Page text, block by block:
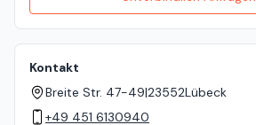
Kontakt
Breite Str. 47-49|23552Lübeck
+49 451 6130940